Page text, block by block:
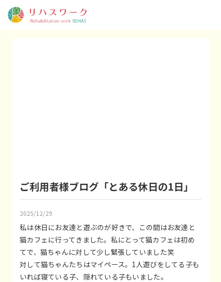
ご利用者様ブログ「とある休日の1日」
2025/12/29
私は休日にお友達と遊ぶのが好きで、この間はお友達と
猫カフェに行ってきました。私にとって猫カフェは初め
てで、猫ちゃんに対して少し緊張していました笑
対して猫ちゃんたちはマイペース。1人遊びをしてる子も
いれば寝ている子、隠れている子もいました。